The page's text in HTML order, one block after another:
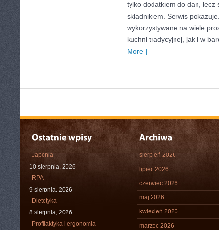
tylko dodatkiem do dań, lecz
składnikiem. Serwis
wykorzystywane na wiele
kuchni tradycyjnej, jak i w
More ]
Japonia
10 sierpnia, 2026
RPA
9 sierpnia, 2026
Dietetyka
8 sierpnia, 2026
Profilaktyka i ergonomia
sierpień 2026
lipiec 2026
czerwiec 2026
maj 2026
kwiecień 2026
marzec 2026